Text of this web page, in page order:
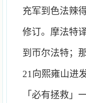
充军到色法辣
修订。摩法特
到帀尔法特；
21 向熙雍山进
「必有拯救」